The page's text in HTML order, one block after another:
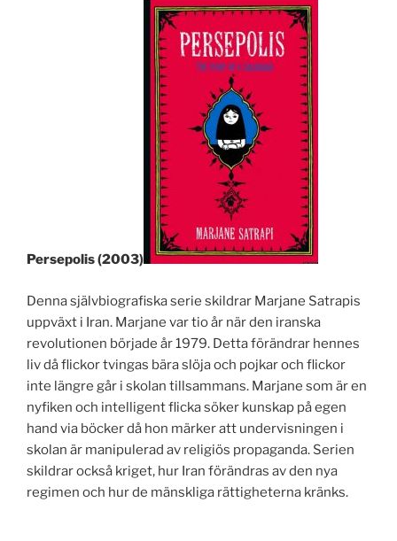
Persepolis (2003)
Denna självbiografiska serie skildrar Marjane Satrapis
uppväxt i Iran. Marjane var tio år när den iranska
revolutionen började år 1979. Detta förändrar hennes
liv då flickor tvingas bära slöja och pojkar och flickor
inte längre går i skolan tillsammans. Marjane som är en
nyfiken och intelligent flicka söker kunskap på egen
hand via böcker då hon märker att undervisningen i
skolan är manipulerad av religiös propaganda. Serien
skildrar också kriget, hur Iran förändras av den nya
regimen och hur de mänskliga rättigheterna kränks.